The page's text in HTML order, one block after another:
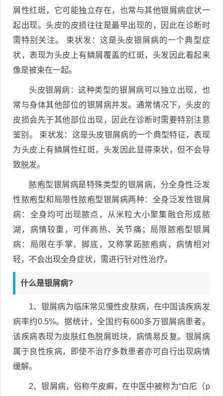
屑性红斑，它可能独立存在，也常与其他银屑病症状一
起出现。头皮的皮损往往是最早出现的，因此在诊断时
需特别关注。 束状发：这是头皮银屑病的一个典型症
状，表现为头皮上有鳞屑覆盖的红斑，头发因此看起来
像是被束在一起。
头皮银屑病：这种类型的银屑病可以独立出现，也
常与身体其他部位的银屑病并发。通常情况下，头皮的
皮损会先于其他部位出现，因此在诊断时需要特别注意
鉴别。 束状发：这是头皮银屑病的一个典型特征，表现
为头皮上有鳞屑性红斑，头发因此显得束状，但不会导
致脱发。
脓疱型银屑病是特殊类型的银屑病，分全身性泛发
性脓疱型和局限性脓疱型银屑病两种：全身泛发性银屑
病：全身均可出现脓点，从米粒大小聚集融合形成脓
湖，病情较重，可伴高热、关节痛；局限脓疱型银屑
病：局限在手掌、脚底，又称掌跖脓疱病，病情相对
轻，不会出现全身症状，需进行针对性治疗。
什么是银屑病?
1、银屑病为临床常见慢性皮肤病，在中国该疾病发
病率约0.5%。据统计，全国约有600多万银屑病患者。
该疾病表现为皮肤红色脱屑斑块，病情易反复。银屑病
属于良性疾病，即使不治疗多数患者亦可自行出现病情
缓解。
2、银屑病，俗称牛皮癣，在中医中被称为“白庀（p